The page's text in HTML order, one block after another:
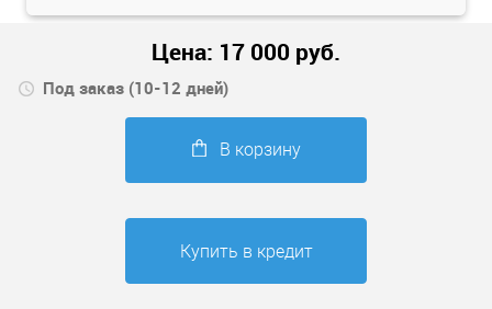
Цена: 17 000 руб.
Под заказ (10-12 дней)
В корзину
Купить в кредит